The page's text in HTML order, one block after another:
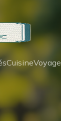
CuisineVoyage